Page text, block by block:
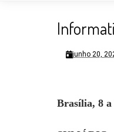
junho 20,
Brasília, 8 a